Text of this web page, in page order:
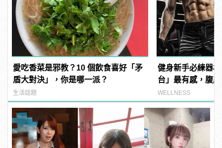
愛吃香菜是邪教？10 個飲食喜好「矛
盾大對決」，你是哪一派？
生活話題
健身新手必練器
台」最有感，腹
練！
WELLNESS